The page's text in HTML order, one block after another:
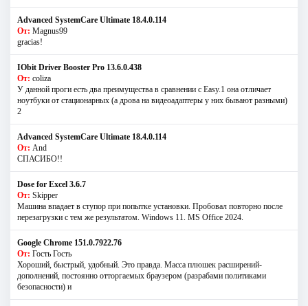
Advanced SystemCare Ultimate 18.4.0.114
От: Magnus99
gracias!
IObit Driver Booster Pro 13.6.0.438
От: coliza
У данной проги есть два преимущества в сравнении с Easy.1 она отличает
ноутбуки от стационарных (а дрова на видеоадаптеры у них бывают разными)
2
Advanced SystemCare Ultimate 18.4.0.114
От: And
СПАСИБО!!
Dose for Excel 3.6.7
От: Skipper
Машина впадает в ступор при попытке установки. Пробовал повторно после
перезагрузки с тем же результатом. Windows 11. MS Offiсe 2024.
Google Chrome 151.0.7922.76
От: Гость Гость
Хороший, быстрый, удобный. Это правда. Масса плюшек расширений-
дополнений, постоянно отторгаемых браузером (разрабами политиками
безопасности) и